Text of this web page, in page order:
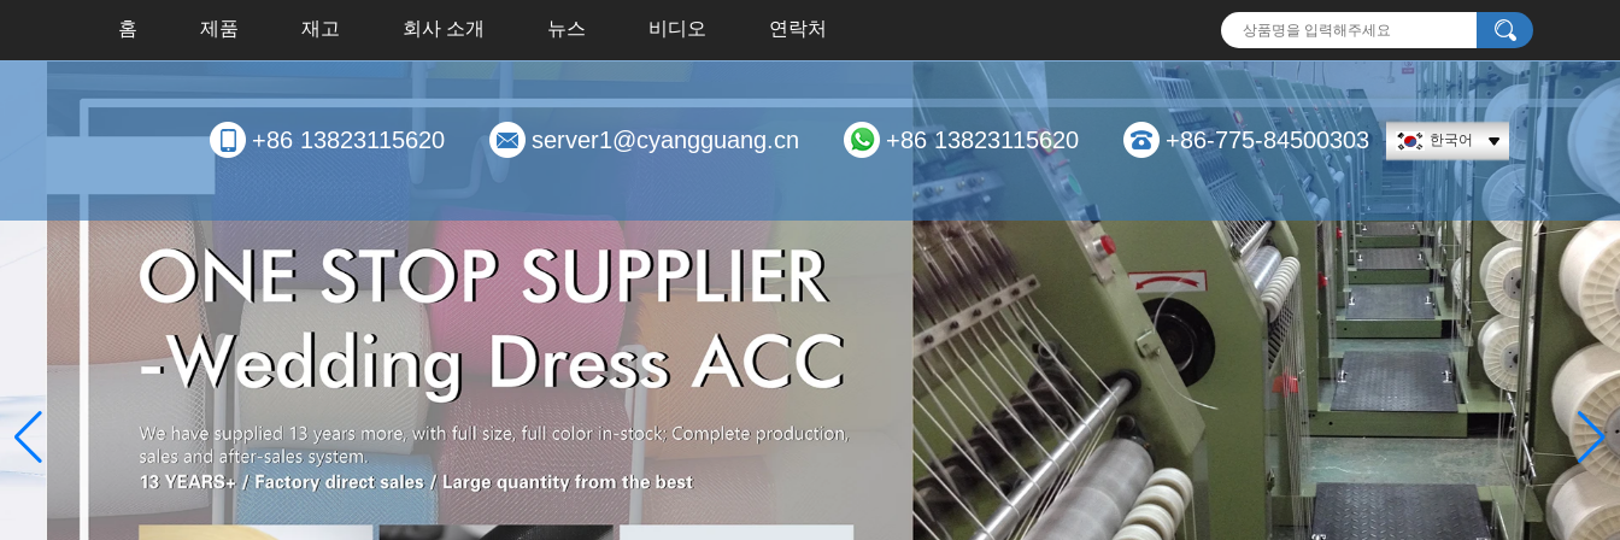
홈 제품 재고 회사 소개 뉴스 비디오 연락처
+86 13823115620 server1@cyangguang.cn +86 13823115620 +86-775-84500303 한국어